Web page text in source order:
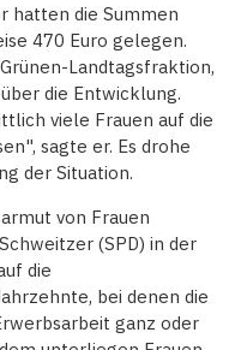
hatten die Summen
470 Euro gelegen.
Landtagsfraktion,
die Entwicklung.
viele Frauen auf die
sagte er. Es drohe
der Situation.
von Frauen
(SPD) in der
die
bei denen die
ganz oder